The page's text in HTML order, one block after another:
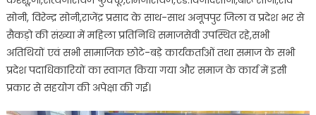
सोनी, विरेन्द्र सोनी,राजेंद्र प्रसाद के साथ-साथ अनूपपुर जिला व प्रदेश भर से
सैकड़ो की संख्या में महिला प्रतिनिधि समाजसेवी उपस्थित रहे,सभी
अतिथियों एवं सभी सामाजिक छोटे-बड़े कार्यकर्ताओं तथा समाज के सभी
प्रदेश पदाधिकारियों का स्वागत किया गया और समाज के कार्य में इसी
प्रकार से सहयोग की अपेक्षा की गई।